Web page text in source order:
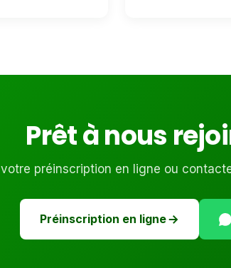
Prêt à nous
préinscription en ligne ou
Préinscription en ligne